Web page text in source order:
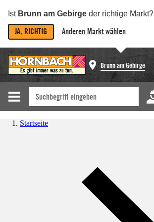
Ist Brunn am Gebirge der richtige Markt?
JA, RICHTIG Anderen Markt wählen
Brunn am Gebirge
Startseite